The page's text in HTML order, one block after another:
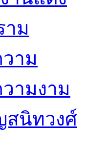
ม
าม
ามงาม
สนิทวงศ์